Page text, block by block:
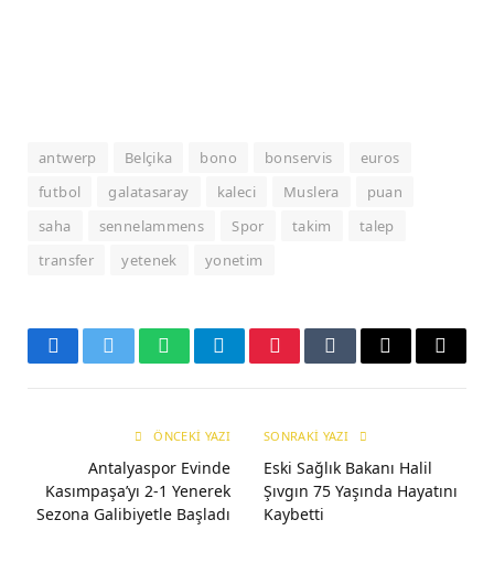
antwerp Belçika bono bonservis
euros
futbol
galatasaray kaleci Muslera
puan
saha
sennelammens Spor takim
talep
transfer
yetenek yonetim
FacebookTwitterWhatsAppTelegramPinterestTumblrE-
Copy
ÖNCEKI YAZI
Antalyaspor Evinde
Kasımpaşa’yı 2-1 Yenerek
Sezona Galibiyetle Başladı
SONRAKI YAZI
Eski Sağlık Bakanı Halil
Şıvgın 75 Yaşında Hayatını
Kaybetti